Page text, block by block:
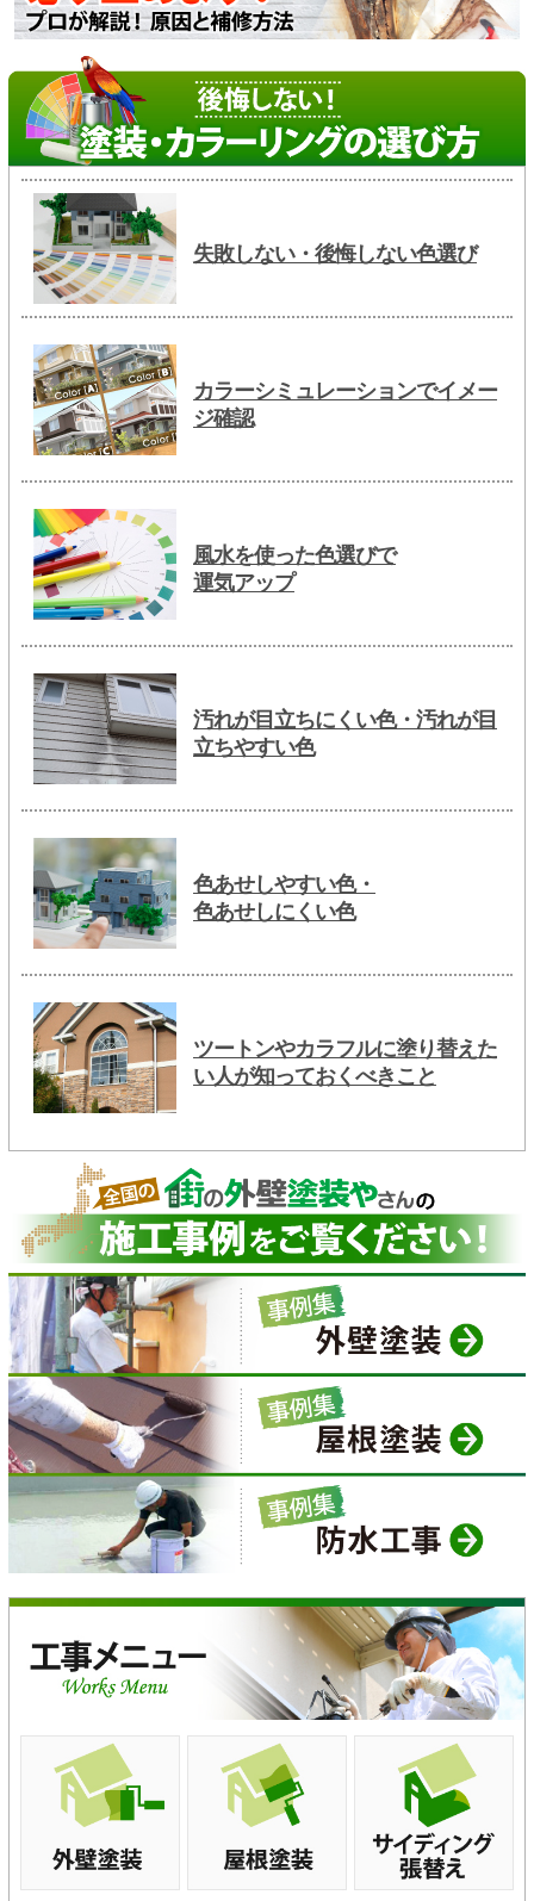
失敗しない・後悔しない色選び
カラーシミュレーションでイメー
ジ確認
風水を使った色選びで
運気アップ
汚れが目立ちにくい色・汚れが目
立ちやすい色
色あせしやすい色・
色あせしにくい色
ツートンやカラフルに塗り替えた
い人が知っておくべきこと